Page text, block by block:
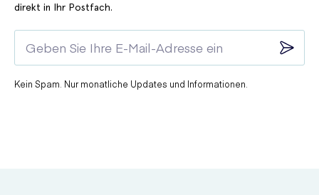
direkt in Ihr Postfach.
Kein Spam. Nur monatliche Updates und Informationen.